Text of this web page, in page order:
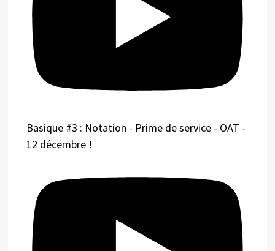
Basique #3 : Notation - Prime de service - OAT -
12 décembre !